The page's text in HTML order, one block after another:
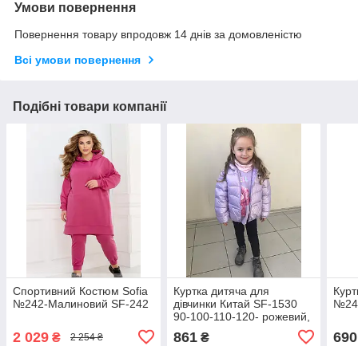
Умови повернення
Повернення товару впродовж 14 днів за домовленістю
Всі умови повернення
Подібні товари компанії
Спортивний Костюм Sofia
№242-Малиновий SF-242
2 029 ₴ 2 254 ₴
Куртка дитяча для
дівчинки Китай SF-1530
90-100-110-120- рожевий,
861₴ 690